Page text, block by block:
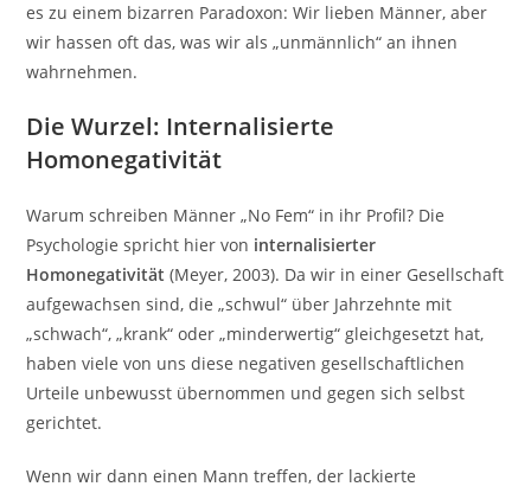
es zu einem bizarren Paradoxon: Wir lieben Männer, aber
wir hassen oft das, was wir als „unmännlich“ an ihnen
wahrnehmen.
Die Wurzel: Internalisierte
Homonegativität
Warum schreiben Männer „No Fem“ in ihr Profil? Die
Psychologie spricht hier von internalisierter
Homonegativität (Meyer, 2003). Da wir in einer Gesellschaft
aufgewachsen sind, die „schwul“ über Jahrzehnte mit
„schwach“, „krank“ oder „minderwertig“ gleichgesetzt hat,
haben viele von uns diese negativen gesellschaftlichen
Urteile unbewusst übernommen und gegen sich selbst
gerichtet.
Wenn wir dann einen Mann treffen, der lackierte